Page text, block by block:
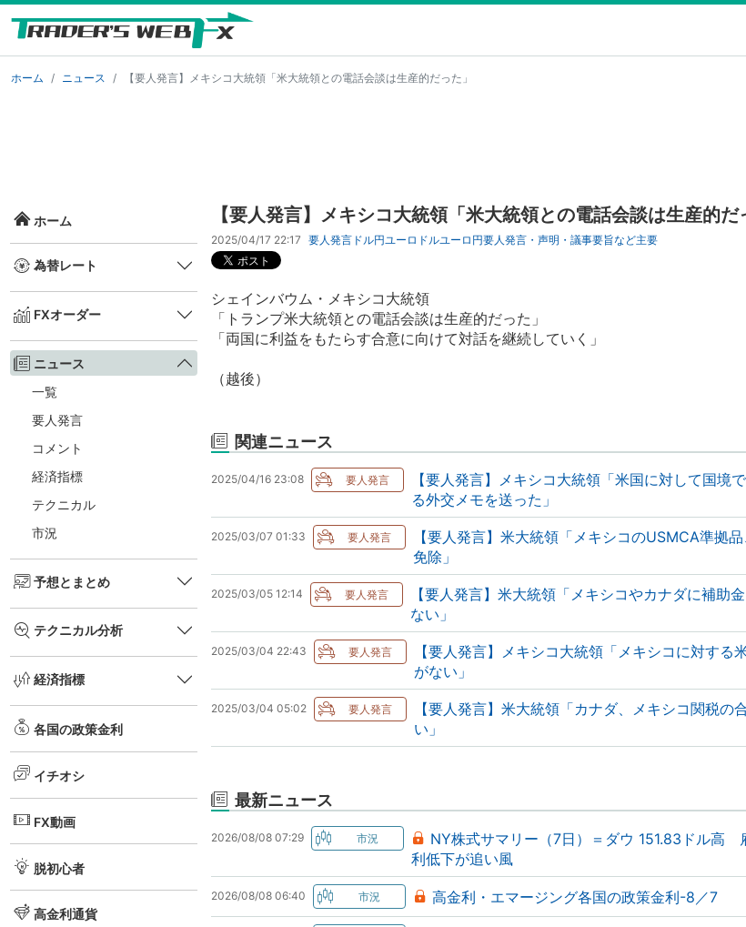
ホーム ニュース 【要人発言】メキシコ大統領「米大統領との電話会談は生産的だった」
ホーム
為替レート
FXオーダー
ニュース
一覧
要人発言
コメント
経済指標
テクニカル
市況
予想とまとめ
テクニカル分析
経済指標
各国の政策金利
イチオシ
FX動画
脱初心者
高金利通貨
【要人発言】メキシコ大統領「米大統領との電話会談は生産的だ
2025/04/17 22:17 要人発言 ドル円ユーロドルユーロ円要人発言・声明・議事要旨など主要
シェインバウム・メキシコ大統領
「トランプ米大統領との電話会談は生産的だった」
「両国に利益をもたらす合意に向けて対話を継続していく」
（越後）
関連ニュース
2025/04/16 23:08
【要人発言】メキシコ大統領「米国に対して国境
る外交メモを送った」
2025/03/07 01:33
【要人発言】米大統領「メキシコのUSMCA準拠
免除」
2025/03/05 12:14
【要人発言】米大統領「メキシコやカナダに補助
ない」
2025/03/04 22:43
【要人発言】メキシコ大統領「メキシコに対する
がない」
2025/03/04 05:02
【要人発言】米大統領「カナダ、メキシコ関税の
い」
最新ニュース
2026/08/08 07:29
NY株式サマリー（7日）＝ダウ 151.83ドル高
利低下が追い風
2026/08/08 06:40 高金利・エマージング各国の政策金利-8／7